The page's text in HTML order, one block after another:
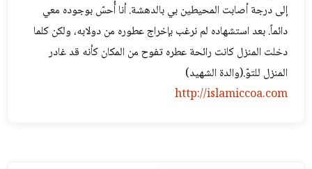
إلى درجة أصابت المحيطين بي بالدهشة. أنا أُحسّ بوجوده معي
دائماً. بعد استشهاده لم نرغب بإخراج عطوره من دولابه، ولكن كلما
دخلت المنزل كانت رائحة عطره تفوح من المكان كأنه قد غادر
المنزل للتوّ.(والدة الشهيد)
http://islamiccoa.com